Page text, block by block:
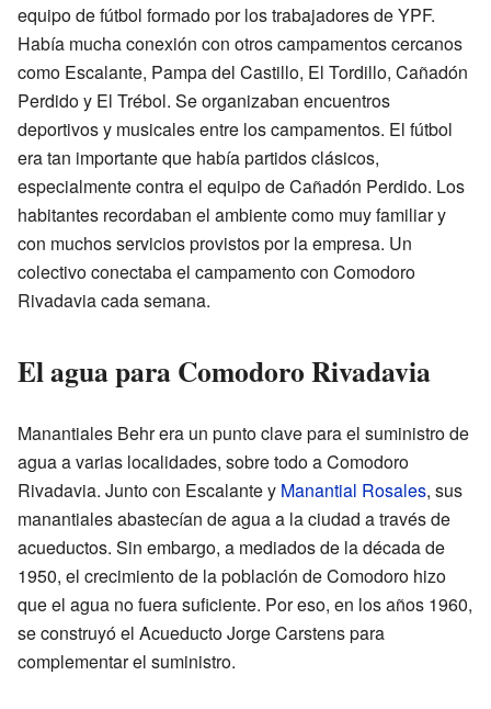
equipo de fútbol formado por los trabajadores de YPF.
Había mucha conexión con otros campamentos cercanos
como Escalante, Pampa del Castillo, El Tordillo, Cañadón
Perdido y El Trébol. Se organizaban encuentros
deportivos y musicales entre los campamentos. El fútbol
era tan importante que había partidos clásicos,
especialmente contra el equipo de Cañadón Perdido. Los
habitantes recordaban el ambiente como muy familiar y
con muchos servicios provistos por la empresa. Un
colectivo conectaba el campamento con Comodoro
Rivadavia cada semana.
El agua para Comodoro Rivadavia
Manantiales Behr era un punto clave para el suministro de
agua a varias localidades, sobre todo a Comodoro
Rivadavia. Junto con Escalante y Manantial Rosales, sus
manantiales abastecían de agua a la ciudad a través de
acueductos. Sin embargo, a mediados de la década de
1950, el crecimiento de la población de Comodoro hizo
que el agua no fuera suficiente. Por eso, en los años 1960,
se construyó el Acueducto Jorge Carstens para
complementar el suministro.